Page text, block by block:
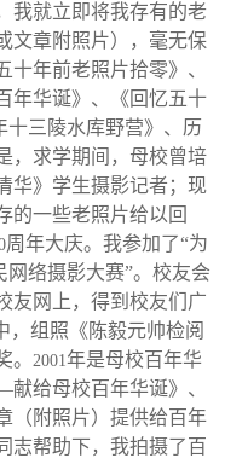
我就立即将我存有的老
文章附照片），毫无保
十年前老照片拾零》、
年华诞》、《回忆五十
十三陵水库野营》、历
，求学期间，母校曾培
华》学生摄影记者；现
的一些老照片给以回
周年大庆。我参加了“为
网络摄影大赛”。校友会
友网上，得到校友们广
，组照《陈毅元帅检阅
。 2001年是母校百年华
给母校百年华诞》、
（附照片）提供给百年
志帮助下，我拍摄了百